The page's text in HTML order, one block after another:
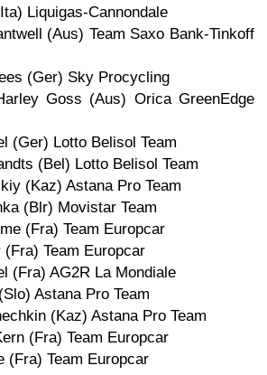
Liquigas-Cannondale
(Aus) Team Saxo Bank-Tinkoff
(Ger) Sky Procycling
Goss (Aus) Orica GreenEdge
Lotto Belisol Team
(Bel) Lotto Belisol Team
(Kaz) Astana Pro Team
(Blr) Movistar Team
(Fra) Team Europcar
Team Europcar
AG2R La Mondiale
Astana Pro Team
(Kaz) Astana Pro Team
(Fra) Team Europcar
Team Europcar